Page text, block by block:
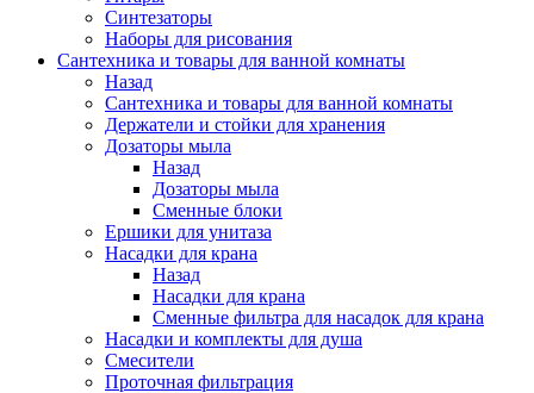
Синтезаторы
Наборы для рисования
Сантехника и товары для ванной комнаты
Назад
Сантехника и товары для ванной комнаты
Держатели и стойки для хранения
Дозаторы мыла
Назад
Дозаторы мыла
Сменные блоки
Ершики для унитаза
Насадки для крана
Назад
Насадки для крана
Сменные фильтра для насадок для крана
Насадки и комплекты для душа
Смесители
Проточная фильтрация